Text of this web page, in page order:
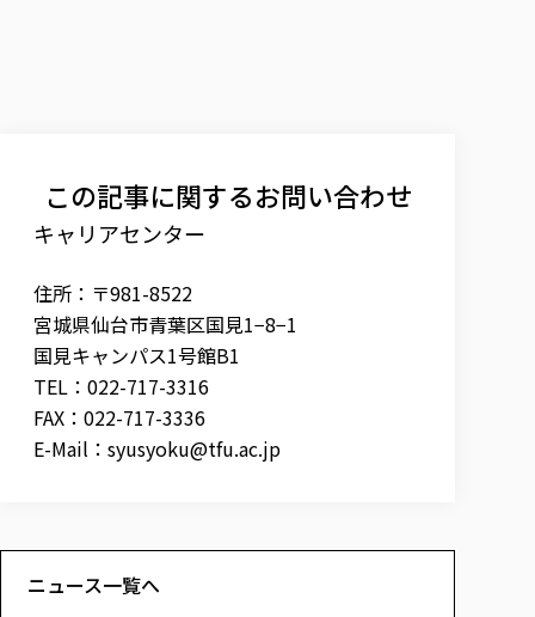
この記事に関するお問い合わせ
キャリアセンター
住所：〒981-8522
宮城県仙台市青葉区国見1−8−1
国見キャンパス1号館B1
TEL：022-717-3316
FAX：022-717-3336
E-Mail： syusyoku@tfu.ac.jp
ニュース一覧へ